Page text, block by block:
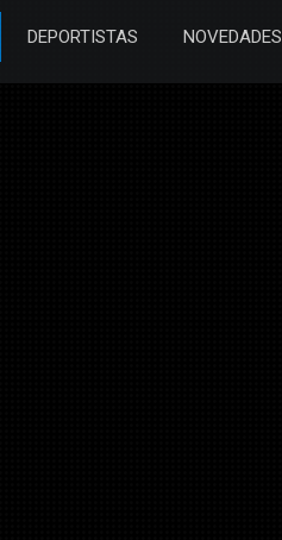
DEPORTISTAS NOVEDADES